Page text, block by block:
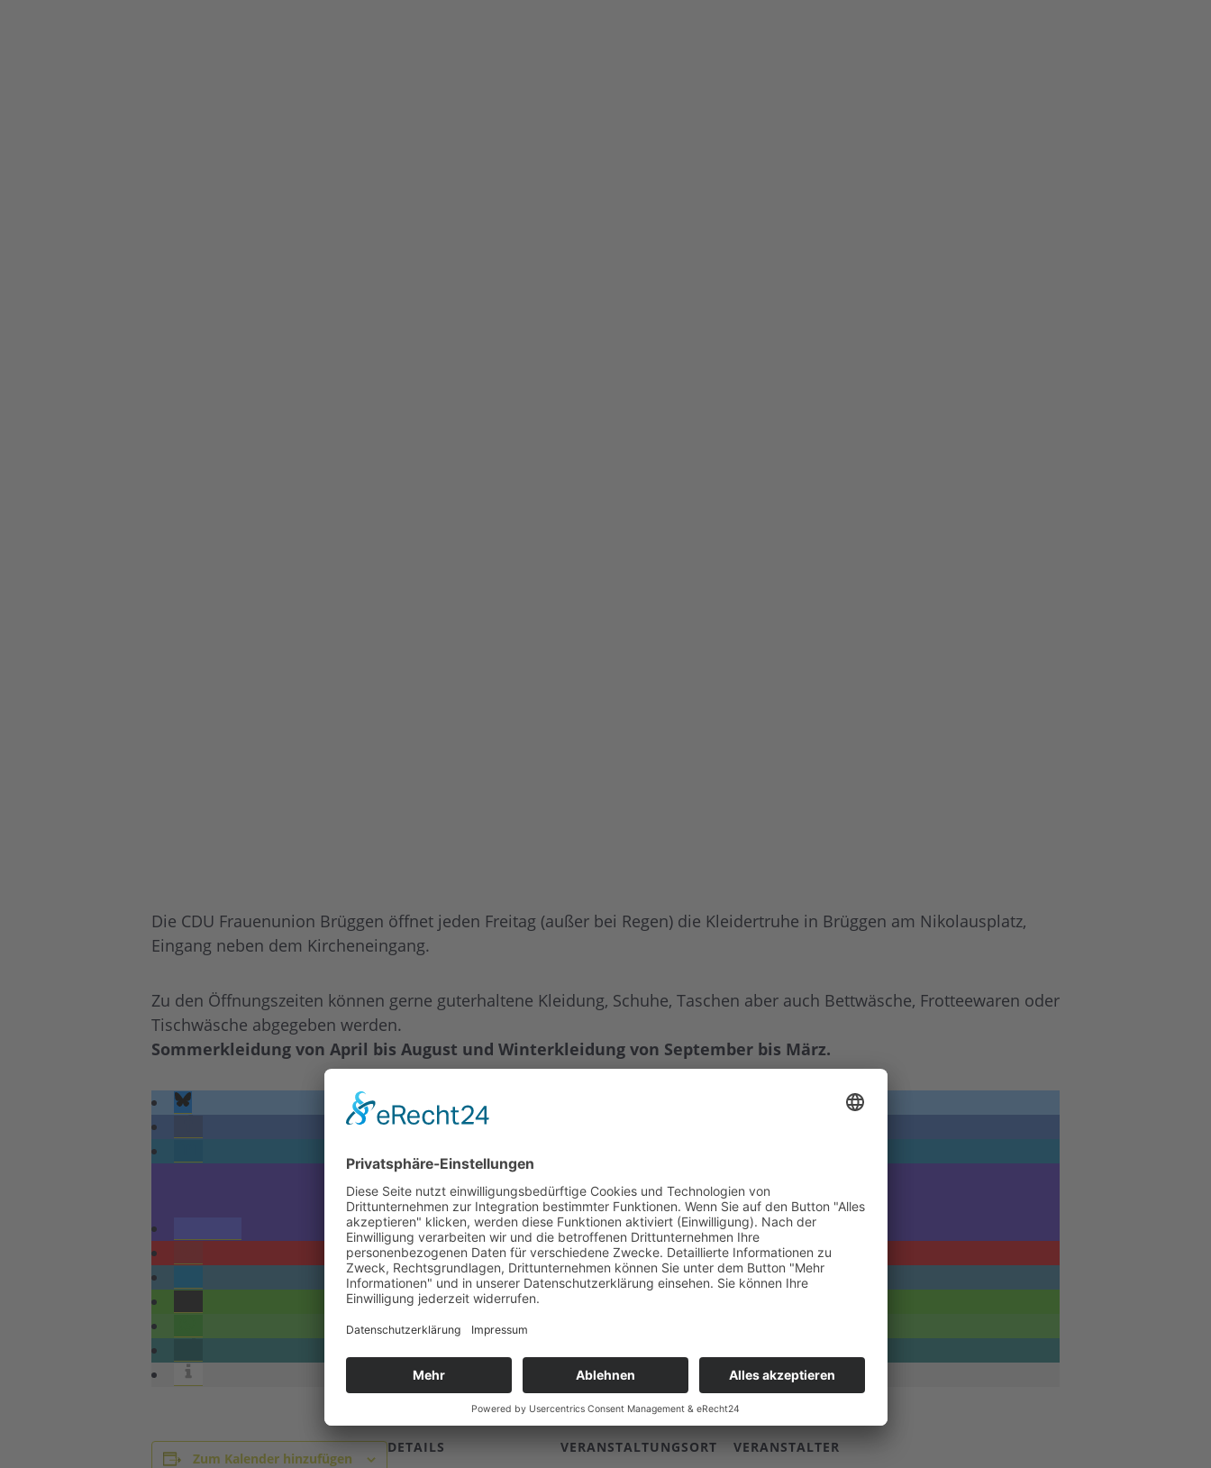
Die CDU Frauenunion Brüggen öffnet jeden Freitag (außer bei Regen) die Kleidertruhe in Brüggen am Nikolausplatz,
Eingang neben dem Kircheneingang.
Zu den Öffnungszeiten können gerne guterhaltene Kleidung, Schuhe, Taschen aber auch Bettwäsche, Frotteewaren oder
Tischwäsche abgegeben werden.
Sommerkleidung von April bis August und Winterkleidung von September bis März.
Zum Kalender hinzufügen
DETAILS
VERANSTALTUNGSORT
VERANSTALTER